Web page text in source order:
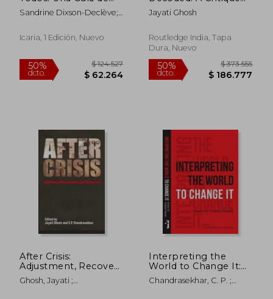
Supervivencia Para la
Humanidad un
de Roma
Sandrine Dixson-Declève;
Ghosh; Jorgen Randers;
Johan Rockström; Per
Icaria, 1 Edición, Nuevo
50%
dcto. $ 62.264
of India's Currency
Experiment
Jayati Ghosh
Routledge India, Tapa
Dura, Nuevo
50%
dcto. $
After Crisis:
Adjustment, Recovery
and Fragility in East
Asia (en Inglés)
Ghosh, Jayati ;
Interpreting the
World to Change It:
Essays for Prabhat
Patnaik (en Inglés)
Chandrasekhar, C. P. ;